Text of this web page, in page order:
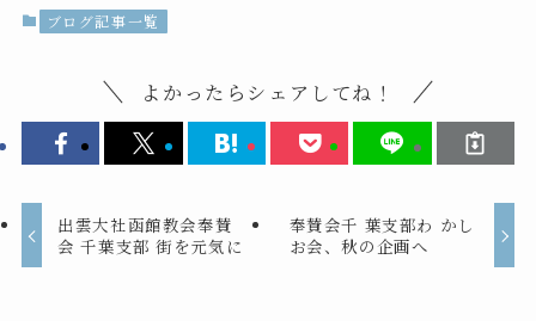
ブログ記事一覧
よかったらシェアしてね！
出雲大社函館教会奉賛
会 千葉支部 街を元気に
奉賛会千 葉支部わ かし
お会、秋の企画へ